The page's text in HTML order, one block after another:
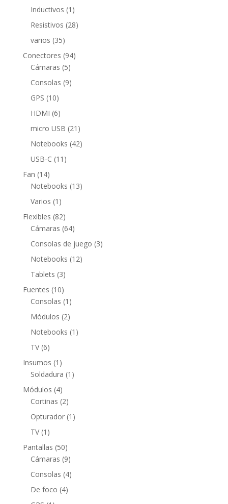
productos
Inductivos 1 1
producto
Resistivos 2828
varios 3535
productos
Conectores 9494
Cámaras 55
productos
Consolas 99
GPS 1010
productos
HDMI 66
productos
micro USB 21 21
productos
Notebooks 4242
USB-C 11 11
Fan 1414
productos
Notebooks 1313
Varios 1 1
producto
Flexibles 8282
productos
Cámaras 6464
productos
Consolas de juego 33
Notebooks 1212
Tablets 33
productos
Fuentes 1010
productos
Consolas 1 1
producto
Módulos 22
productos
Notebooks 1 1
TV 66
productos
Insumos 1 1
producto
Soldadura 1 1
Módulos 44
productos
Cortinas 22
productos
Opturador 1 1
TV 1 1
producto
Pantallas 5050
productos
Cámaras 99
productos
Consolas 44
De foco 44